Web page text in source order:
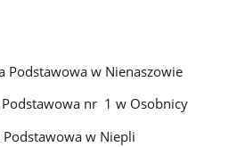
Podstawowa w Nienaszowie
Podstawowa nr 1 w Osobnicy
Podstawowa w Niepli